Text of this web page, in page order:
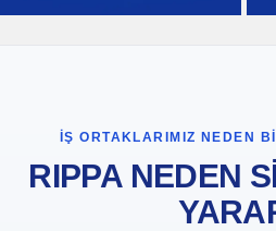
İŞ ORTAKLARIMIZ NEDEN
RIPPA NEDEN